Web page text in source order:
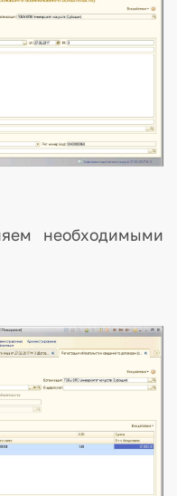
необходимыми